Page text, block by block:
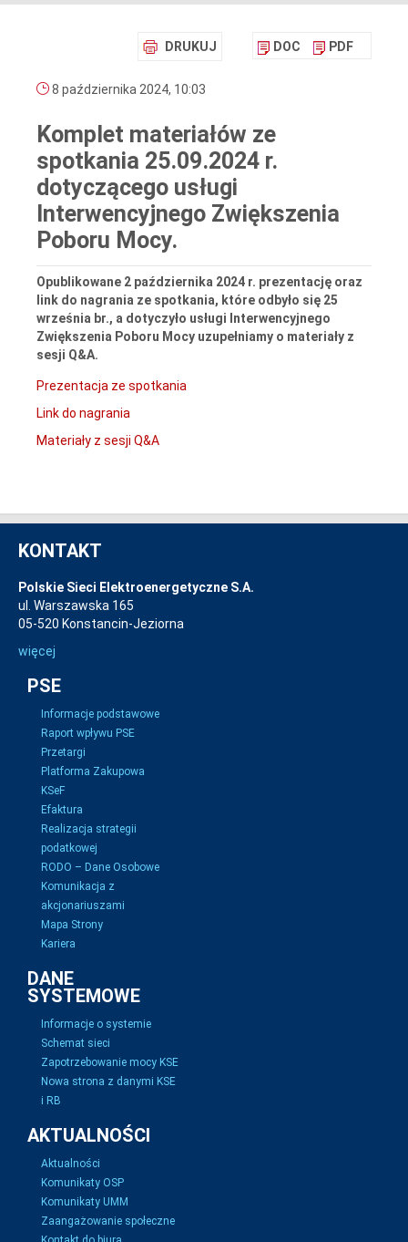
DRUKUJ DOC PDF
8 października 2024, 10:03
Komplet materiałów ze
spotkania 25.09.2024 r.
dotyczącego usługi
Interwencyjnego Zwiększenia
Poboru Mocy.
Opublikowane 2 października 2024 r. prezentację oraz
link do nagrania ze spotkania, które odbyło się 25
września br., a dotyczyło usługi Interwencyjnego
Zwiększenia Poboru Mocy uzupełniamy o materiały z
sesji Q&A.
Prezentacja ze spotkania
Link do nagrania
Materiały z sesji Q&A
KONTAKT
Polskie Sieci Elektroenergetyczne S.A.
ul. Warszawska 165
05-520 Konstancin-Jeziorna
więcej
PSE
Informacje podstawowe
Raport wpływu PSE
Przetargi
Platforma Zakupowa
KSeF
Efaktura
Realizacja strategii
podatkowej
RODO – Dane Osobowe
Komunikacja z
akcjonariuszami
Mapa Strony
Kariera
DANE
SYSTEMOWE
Informacje o systemie
Schemat sieci
Zapotrzebowanie mocy KSE
Nowa strona z danymi KSE
i RB
AKTUALNOŚCI
Aktualności
Komunikaty OSP
Komunikaty UMM
Zaangażowanie społeczne